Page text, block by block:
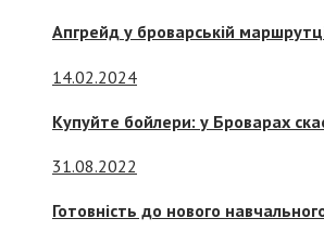
Апгрейд у броварській
14.02.2024
Купуйте бойлери: у Броварах
31.08.2022
Готовність до нового